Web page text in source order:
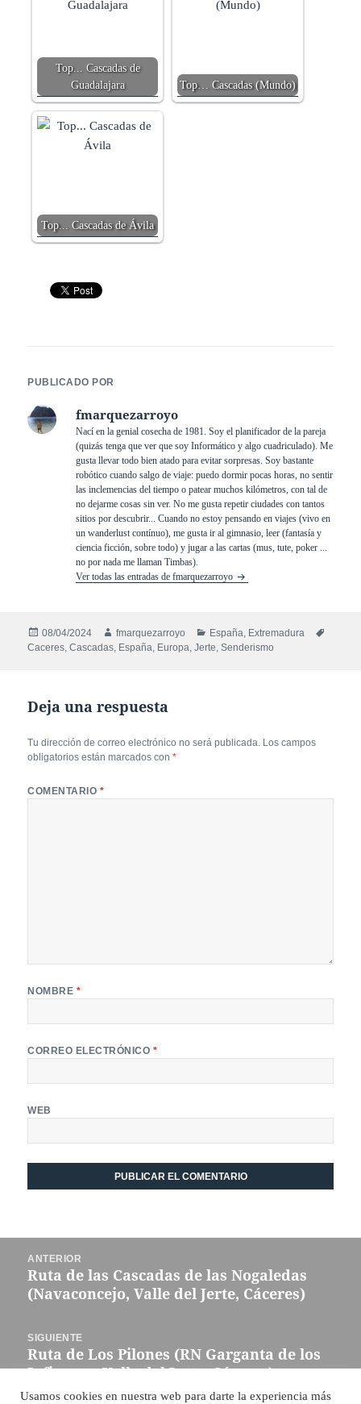
Top... Cascadas de
Guadalajara
Top… Cascadas (Mundo)
Top... Cascadas de Ávila
PUBLICADO POR
fmarquezarroyo
Nací en la genial cosecha de 1981. Soy el planificador de la pareja
(quizás tenga que ver que soy Informático y algo cuadriculado). Me
gusta llevar todo bien atado para evitar sorpresas. Soy bastante
robótico cuando salgo de viaje: puedo dormir pocas horas, no sentir
las inclemencias del tiempo o patear muchos kilómetros, con tal de
no dejarme cosas sin ver. No me gusta repetir ciudades con tantos
sitios por descubrir... Cuando no estoy pensando en viajes (vivo en
un wanderlust contínuo), me gusta ir al gimnasio, leer (fantasía y
ciencia ficción, sobre todo) y jugar a las cartas (mus, tute, poker ...
no por nada me llaman Timbas).
Ver todas las entradas de fmarquezarroyo
Publicado
el
08/04/2024 Autor
fmarquezarroyo Categorías
España, Extremadura
Caceres,Cascadas, España, Europa,Jerte,Senderismo
Deja una respuesta
Tu dirección de correo electrónico no será publicada. Los campos
obligatorios están marcados con*
COMENTARIO *
NOMBRE *
CORREO ELECTRÓNICO *
WEB
entradas
ANTERIOR
Entrada
anterior:
Ruta de las Cascadas de las Nogaledas
(Navaconcejo, Valle del Jerte, Cáceres)
SIGUIENTE
Entrada
siguiente:
Ruta de Los Pilones (RN Garganta de los
Infiernos, Valle del Jerte, Cáceres)
Usamos cookies en nuestra web para darte la experiencia más